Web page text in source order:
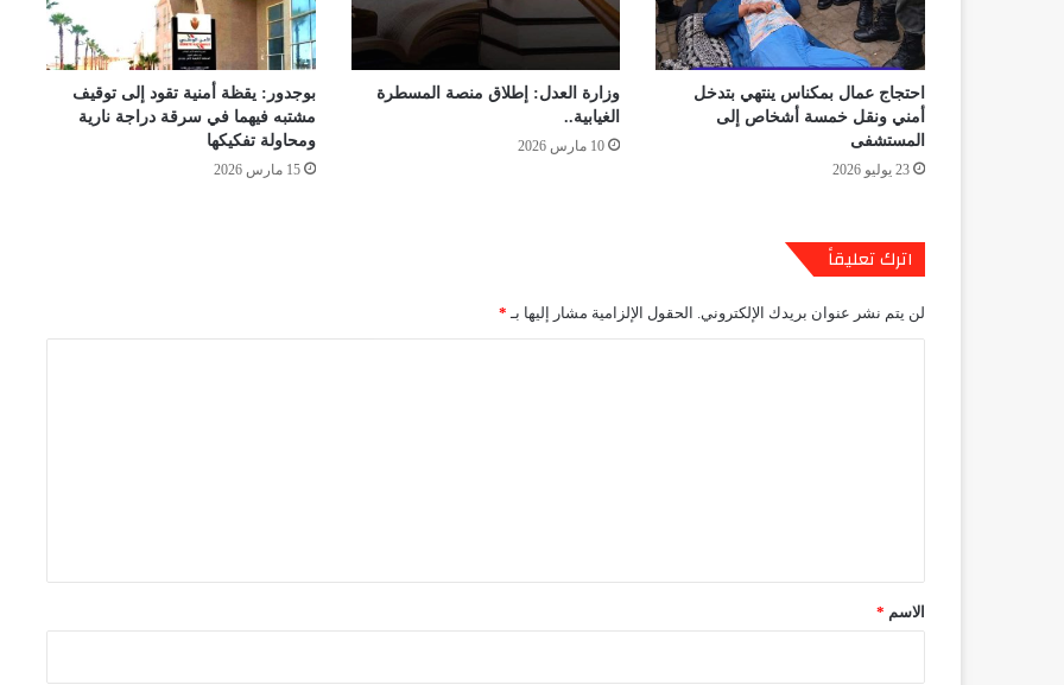
احتجاج عمال بمكناس ينتهي بتدخل
أمني ونقل خمسة أشخاص إلى
المستشفى
23 يوليو 2026
وزارة العدل: إطلاق منصة المسطرة
الغيابية..
10 مارس 2026
بوجدور: يقظة أمنية تقود إلى توقيف
مشتبه فيهما في سرقة دراجة نارية
ومحاولة تفكيكها
15 مارس 2026
اترك تعليقاً
لن يتم نشر عنوان بريدك الإلكتروني. الحقول الإلزامية مشار إليها بـ *
*الاسم *